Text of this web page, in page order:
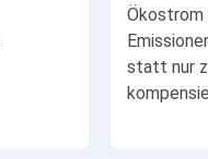
Ökostrom
statt nur